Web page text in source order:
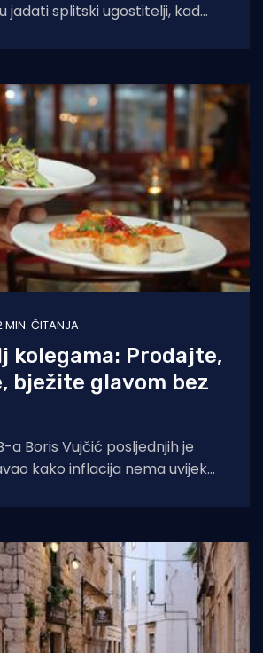
jadati splitski ugostitelji, kad
MIN. ČITANJA
kolegama: Prodajte,
bježite glavom bez
a Boris Vujčić posljednjih je
kako inflacija nema uvijek